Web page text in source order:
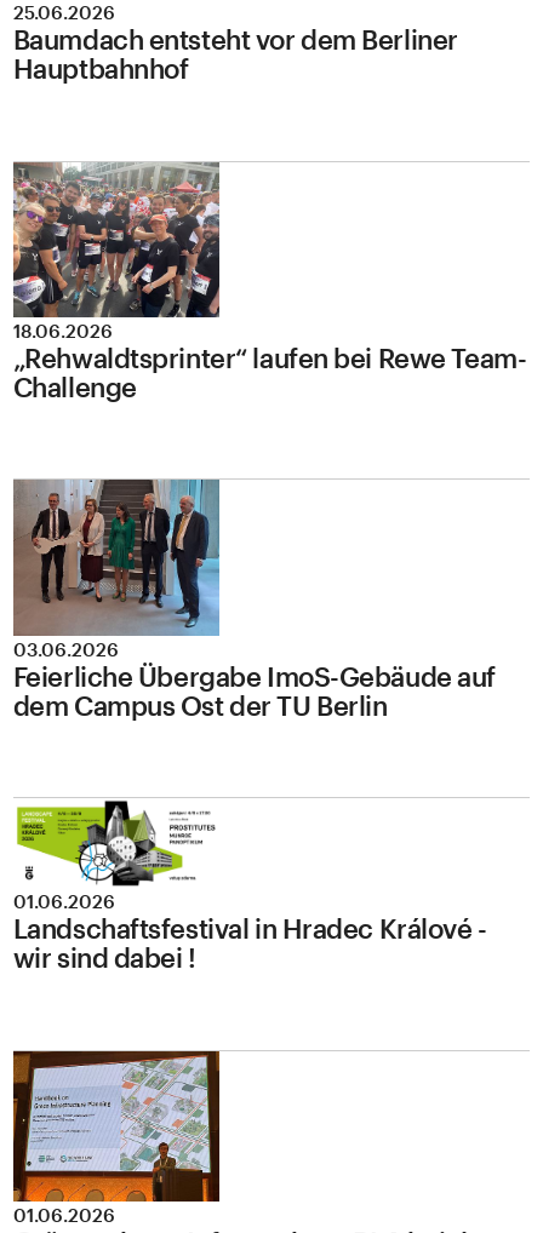
25.06.2026
Baumdach entsteht vor dem Berliner
Hauptbahnhof
18.06.2026
„Rehwaldtsprinter“ laufen bei Rewe Team-
Challenge
03.06.2026
Feierliche Übergabe ImoS-Gebäude auf
dem Campus Ost der TU Berlin
01.06.2026
Landschaftsfestival in Hradec Králové -
wir sind dabei !
01.06.2026